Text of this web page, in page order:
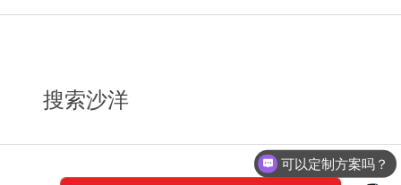
搜索沙洋
可以定制方案吗？